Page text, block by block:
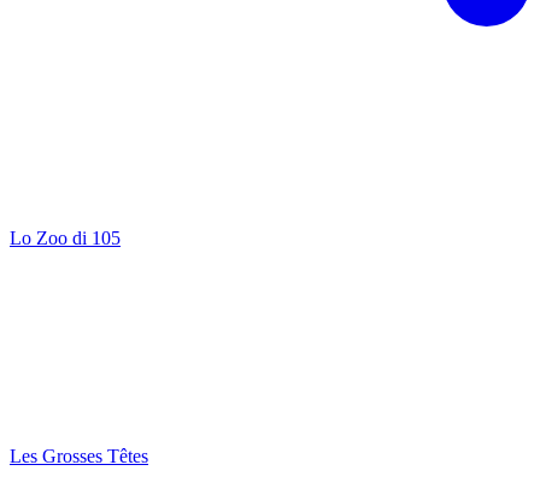
Lo Zoo di 105
Les Grosses Têtes